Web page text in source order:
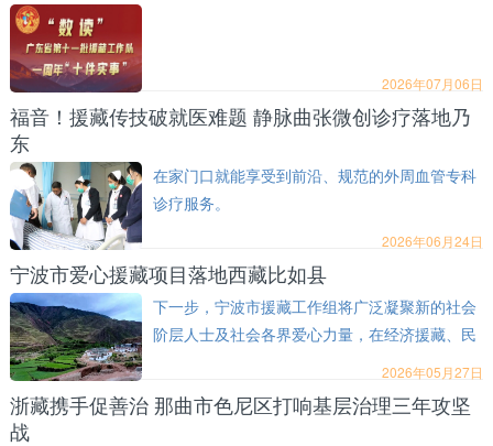
2026年07月06日
福音！援藏传技破就医难题 静脉曲张微创诊疗落地乃
东
在家门口就能享受到前沿、规范的外周血管专科
诊疗服务。
2026年06月24日
宁波市爱心援藏项目落地西藏比如县
下一步，宁波市援藏工作组将广泛凝聚新的社会
阶层人士及社会各界爱心力量，在经济援藏、民
生援藏、文化援藏、智力援藏和生态援藏等方面
效。
2026年05月27日
浙藏携手促善治 那曲市色尼区打响基层治理三年攻坚
战